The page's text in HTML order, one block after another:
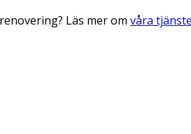
Läs mer om våra